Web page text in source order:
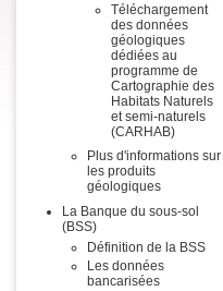
Téléchargement
des données
géologiques
dédiées au
programme de
Cartographie des
Habitats Naturels
et semi-naturels
(CARHAB)
Plus d'informations sur
les produits
géologiques
La Banque du sous-sol
(BSS)
Définition de la BSS
Les données
bancarisées